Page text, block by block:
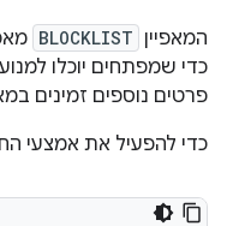
המאפיין BLOCKLIST
כדי שמפתחים יוכלו
פרטים נוספים זמינים
כדי להפעיל את אמצעי